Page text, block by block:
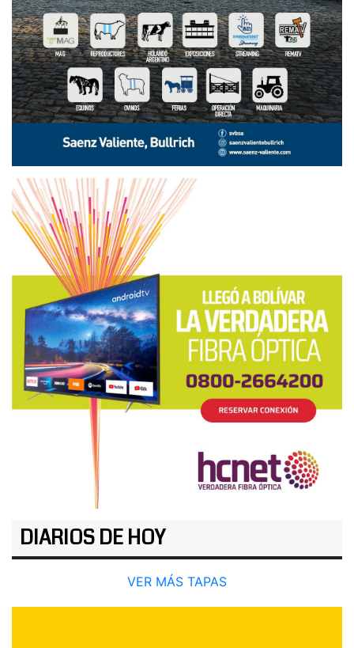
DIARIOS DE HOY
VER MÁS TAPAS